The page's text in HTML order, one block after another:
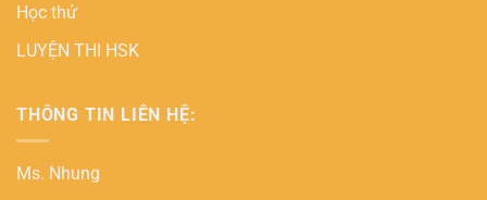
Học thử
LUYỆN THI HSK
THÔNG TIN LIÊN HỆ:
Ms. Nhung